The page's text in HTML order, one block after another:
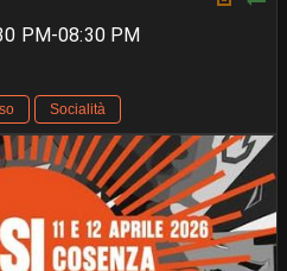
PM-08:30 PM
Socialità